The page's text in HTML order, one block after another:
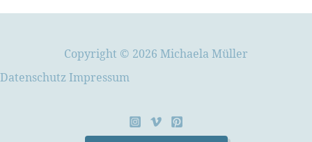
Copyright © 2026 Michaela Müller
Datenschutz Impressum